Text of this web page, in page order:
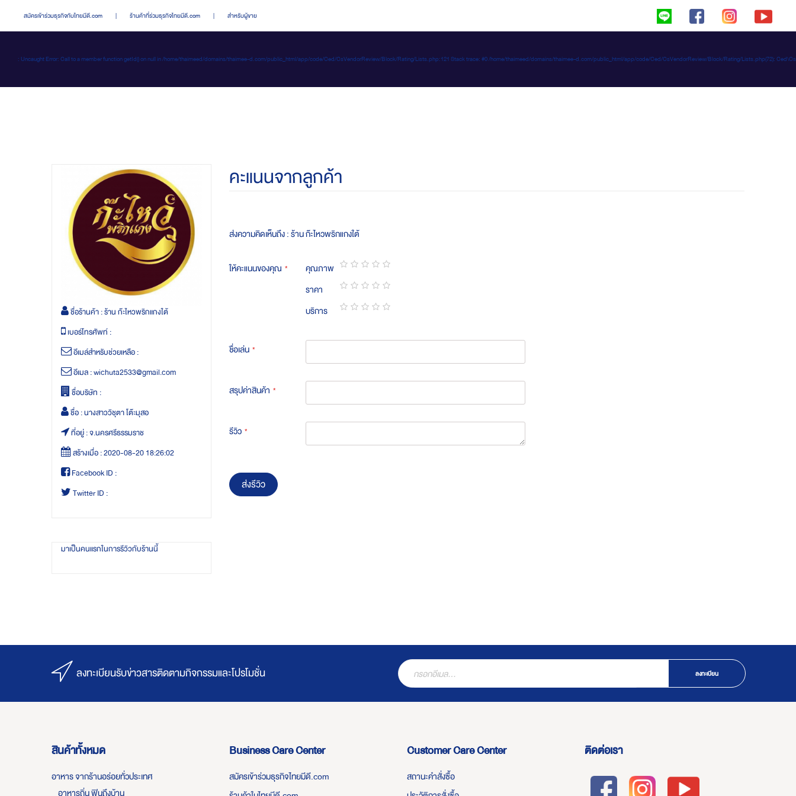
สมัครเข้าร่วมธุรกิจกับไทยมีดี.com | ร้านค้าที่ร่วมธุรกิจไทยมีดี.com | สำหรับผู้ขาย
: Uncaught Error: Call to a member function getId() on null in /home/thaimeed/domains/thaimee-d.com/public_html/app/code/Ced/CsVendorReview/Block/Rating/Lists.php:121 Stack trace: #0 /home/thaimeed/domains/thaimee-d.com/public_html/app/code/Ced/CsVendorReview/Block/Rating/Lists.php(72):
ชื่อร้านค้า :ร้าน ก๊ะไหวพริกแกงใต้
เบอร์โทรศัพท์ :
อีเมล์สำหรับช่วยเหลือ :
อีเมล :wichuta2533@gmail.com
ชื่อบริษัท :
ชื่อ :นางสาววิชุตา โต๊ะมุสอ
ที่อยู่ :จ.นครศรีธรรมราช
สร้างเมื่อ :2020-08-20 18:26:02
Facebook ID :
Twitter ID :
มาเป็นคนแรกในการรีวิวกับร้านนี้
คะแนนจากลูกค้า
ส่งความคิดเห็นถึง : ร้าน ก๊ะไหวพริกแกงใต้
ให้คะแนนของคุณ คุณภาพ
1
star
2
stars
3
stars
4
stars
5
stars
ราคา
1
star
2
stars
3
stars
4
stars
5
stars
บริการ
ชื่อเล่น
สรุปค่าสินค้า
รีวิว
ส่งรีวิว
ลงทะเบียนรับข่าวสารติดตามกิจกรรมและโปรโมชั่น ลงทะเบียน
สินค้าทั้งหมด
อาหาร จากร้านอร่อยทั่วประเทศ
อาหารถิ่น ฟินถึงบ้าน
Business Care Center
สมัครเข้าร่วมธุรกิจไทยมีดี.com
Customer Care Center
สถานะคำสั่งซื้อ
ติดต่อเรา